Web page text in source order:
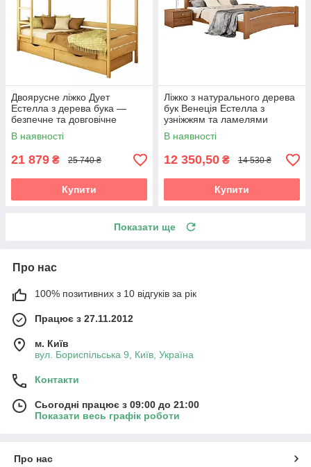
Двоярусне ліжко Дует
Естелла з дерева бука —
безпечне та довговічне
В наявності
21 879 ₴ 25 740 ₴
Купити
Ліжко з натурального дерева
бук Венеція Естелла з
узніжжям та ламелями
В наявності
12 350,50 ₴ 14 530 ₴
Купити
Показати ще
Про нас
100% позитивних з 10 відгуків за рік
Працює з 27.11.2012
м. Київ
вул. Бориспільська 9, Київ, Україна
Контакти
Сьогодні працює з 09:00 до 21:00
Показати весь графік роботи
Про нас